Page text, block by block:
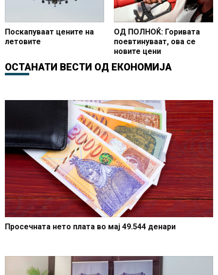
Поскапуваат цените на
летовите
ОД ПОЛНОЌ: Горивата
поевтинуваат, ова се
новите цени
ОСТАНАТИ ВЕСТИ ОД ЕКОНОМИЈА
Просечната нето плата во мај 49.544 денари